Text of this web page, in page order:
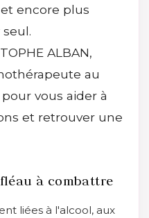
encore plus
ALBAN,
au
vous aider à
et retrouver une
à combattre
liées à l'alcool, aux